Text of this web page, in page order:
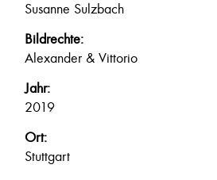
Susanne Sulzbach
Bildrechte:
Alexander & Vittorio
Jahr:
2019
Ort:
Stuttgart